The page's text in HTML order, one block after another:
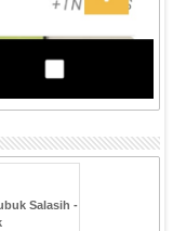
Salasih -